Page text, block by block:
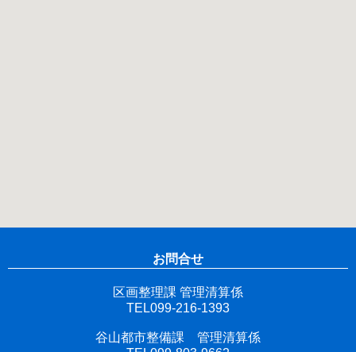
お問合せ
区画整理課 管理清算係
TEL099-216-1393
谷山都市整備課 管理清算係